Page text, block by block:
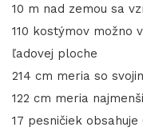
10 m nad zemou sa
110 kostýmov možno
ľadovej ploche
214 cm meria so
122 cm meria
17 pesničiek